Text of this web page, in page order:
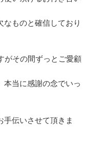
なものと確信しており
がその間ずっとご愛顧
本当に感謝の念でいっ
手伝いさせて頂きま